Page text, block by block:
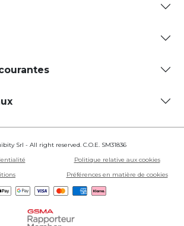
Srl - All right reserved. C.O.E. SM31836
Politique relative aux cookies
Préférences en matière de cookies